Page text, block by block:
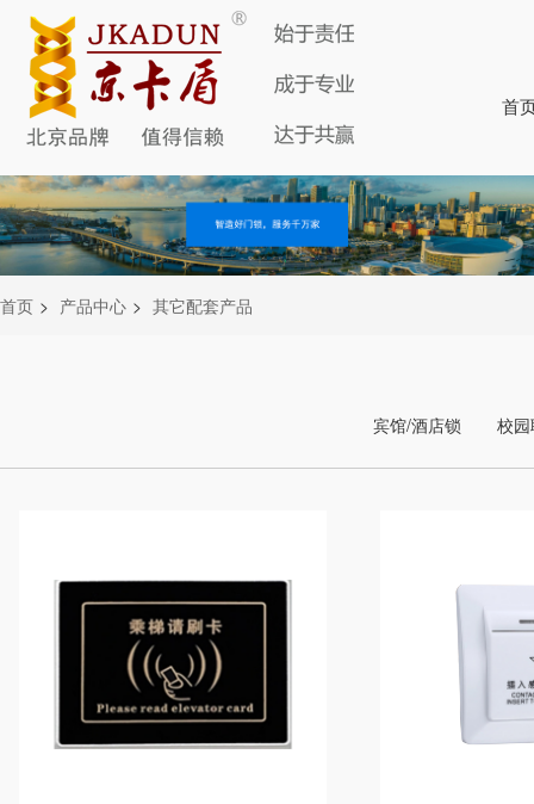
首
首页 > 产品中心 > 其它配套产品
宾馆/酒店锁 校